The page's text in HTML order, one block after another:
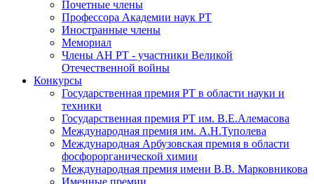
Почетные члены
Профессора Академии наук РТ
Иностранные члены
Мемориал
Члены АН РТ - участники Великой
Отечественной войны
Конкурсы
Государственная премия РТ в области науки и
техники
Государственная премия РТ им. В.Е.Алемасова
Международная премия им. А.Н.Туполева
Международная Арбузовская премия в области
фосфорорганической химии
Международная премия имени В.В. Марковникова
Именные премии